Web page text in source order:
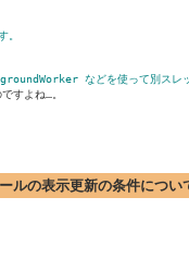
などを使って別スレ
すよね…。
ルの表示更新の条件につい